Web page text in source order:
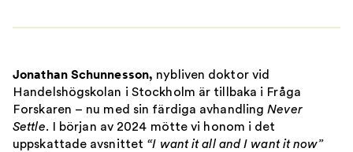
Jonathan Schunnesson, nybliven doktor vid
Handelshögskolan i Stockholm är tillbaka i Fråga
Forskaren – nu med sin färdiga avhandlingNever
Settle. I början av 2024 mötte vi honom i det
uppskattade avsnittet “I want it all and I want it now”